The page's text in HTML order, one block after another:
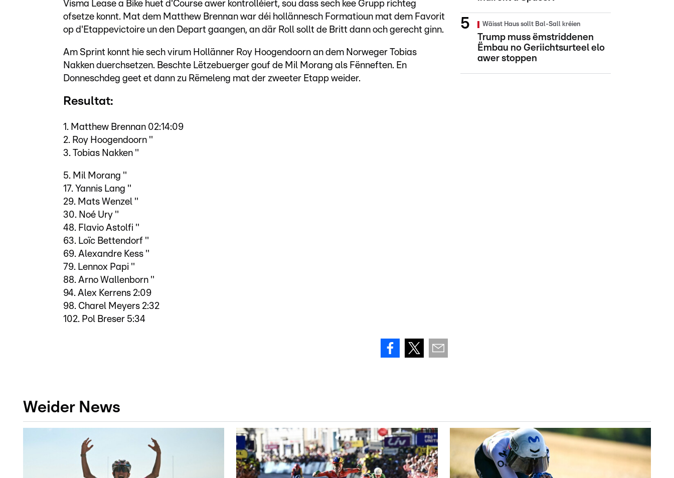
Visma Lease a Bike huet d'Course awer kontrolléiert, sou dass sech kee Grupp richteg
ofsetze konnt. Mat dem Matthew Brennan war déi hollännesch Formatioun mat dem Favorit
op d'Etappevictoire un den Depart gaangen, an där Roll sollt de Britt dann och gerecht ginn.
Am Sprint konnt hie sech virum Hollänner Roy Hoogendoorn an dem Norweger Tobias
Nakken duerchsetzen. Beschte Lëtzebuerger gouf de Mil Morang als Fënneften. En
Donneschdeg geet et dann zu Rëmeleng mat der zweeter Etapp weider.
Resultat:
1. Matthew Brennan 02:14:09
2. Roy Hoogendoorn ''
3. Tobias Nakken ''
5. Mil Morang ''
17. Yannis Lang ''
29. Mats Wenzel ''
30. Noé Ury ''
48. Flavio Astolfi ''
63. Loïc Bettendorf ''
69. Alexandre Kess ''
79. Lennox Papi ''
88. Arno Wallenborn ''
94. Alex Kerrens 2:09
98. Charel Meyers 2:32
102. Pol Breser 5:34
Wäisst Haus sollt Bal-Sall kréien
Trump muss ëmstriddenen
Ëmbau no Geriichtsurteel elo
awer stoppen
Weider News